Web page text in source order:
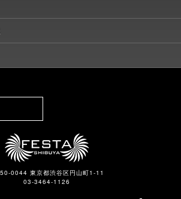
0044 東京都渋谷区円山町1-11
03-3464-1126